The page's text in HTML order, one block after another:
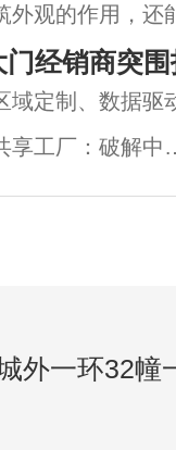
目
外观的作用，还
其材质轻便、易
墅门窗装饰的首
经销商突
域定制、数据驱
享工厂：破解中
：整合门窗厂闲
外一环32幢